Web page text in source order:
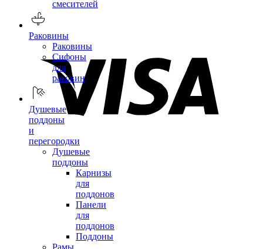
смесителей
Раковины
Раковины
Сифоны
для
раковин
Душевые
поддоны
и
перегородки
Душевые
поддоны
Карнизы
для
поддонов
Панели
для
поддонов
Поддоны